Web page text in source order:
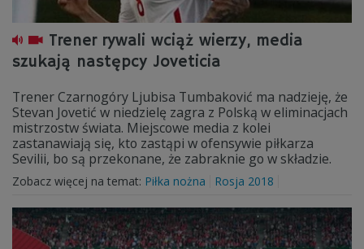
Trener rywali wciąż wierzy, media
szukają następcy Joveticia
Trener Czarnogóry Ljubisa Tumbaković ma nadzieję, że
Stevan Jovetić w niedzielę zagra z Polską w eliminacjach
mistrzostw świata. Miejscowe media z kolei
zastanawiają się, kto zastąpi w ofensywie piłkarza
Sevilii, bo są przekonane, że zabraknie go w składzie.
Zobacz więcej na temat: Piłka nożna Rosja 2018